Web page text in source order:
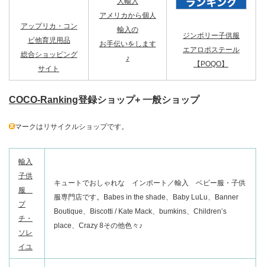
アップリカ・コン
ビ他育児用品
総合ショッピング
サイト
アメリカから個人
輸入の
お手伝いをします
♪
ジンボリー子供服
エアロポステール
【POQO】
COCO-Ranking登録ショップ+ 一般ショップ
マークはリサイクルショップです。
輸入
子供
服
プ
チ・
ソレ
イユ
キュートでおしゃれな インポート／輸入 ベビー服・子供
服専門店です。Babes in the shade、Baby LuLu、Banner
Boutique、Biscotti / Kate Mack、bumkins、Children’s
place、Crazy 8その他色々♪